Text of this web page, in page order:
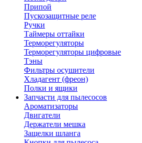
Припой
Пускозащитные реле
Ручки
Таймеры оттайки
Терморегуляторы
Терморегуляторы цифровые
Тэны
Фильтры осушители
Хладагент (фреон)
Полки и ящики
Запчасти для пылесосов
Ароматизаторы
Двигатели
Держатели мешка
Защелки шланга